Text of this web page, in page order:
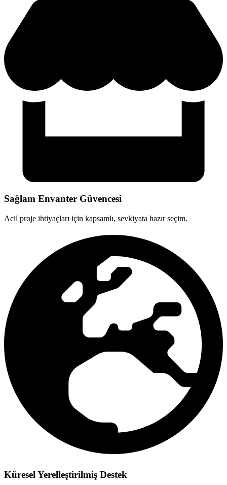
Sağlam Envanter Güvencesi
Acil proje ihtiyaçları için kapsamlı, sevkiyata hazır seçim.
Küresel Yerelleştirilmiş Destek